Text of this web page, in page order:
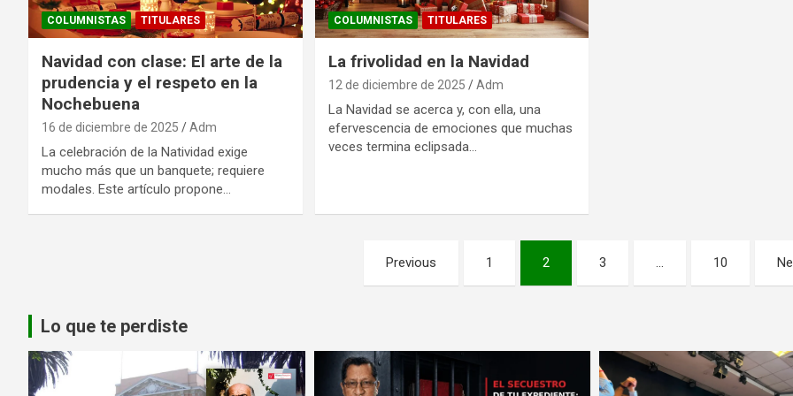
COLUMNISTAS TITULARES
Navidad con clase: El arte de la
prudencia y el respeto en la
Nochebuena
16 de diciembre de 2025 Adm
La celebración de la Natividad exige
mucho más que un banquete; requiere
modales. Este artículo propone…
COLUMNISTAS TITULARES
La frivolidad en la Navidad
12 de diciembre de 2025 Adm
La Navidad se acerca y, con ella, una
efervescencia de emociones que muchas
veces termina eclipsada…
entradas
Previous 1 2 3 … 10
Lo que te perdiste